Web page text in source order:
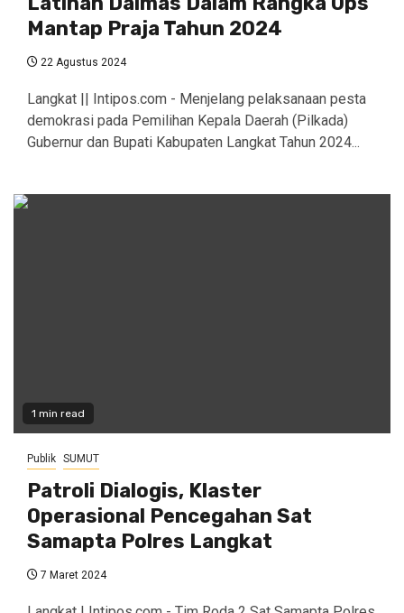
Mantap Praja Tahun 2024
22 Agustus 2024
Langkat || Intipos.com - Menjelang pelaksanaan pesta
demokrasi pada Pemilihan Kepala Daerah (Pilkada)
Gubernur dan Bupati Kabupaten Langkat Tahun 2024...
1 min read
Publik SUMUT
Patroli Dialogis, Klaster
Operasional Pencegahan Sat
Samapta Polres Langkat
7 Maret 2024